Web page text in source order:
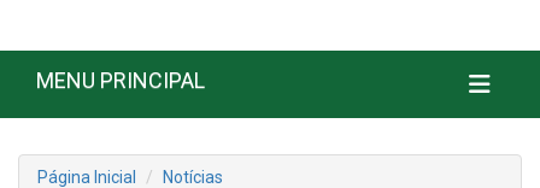
MENU PRINCIPAL
Página Inicial
Notícias